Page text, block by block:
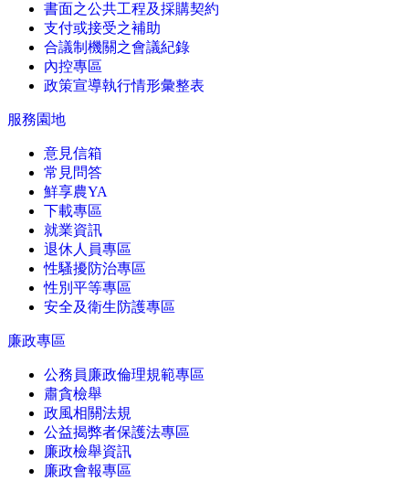
書面之公共工程及採購契約
支付或接受之補助
合議制機關之會議紀錄
內控專區
政策宣導執行情形彙整表
服務園地
意見信箱
常見問答
鮮享農YA
下載專區
就業資訊
退休人員專區
性騷擾防治專區
性別平等專區
安全及衛生防護專區
廉政專區
公務員廉政倫理規範專區
肅貪檢舉
政風相關法規
公益揭弊者保護法專區
廉政檢舉資訊
廉政會報專區